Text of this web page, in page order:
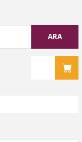
ARA